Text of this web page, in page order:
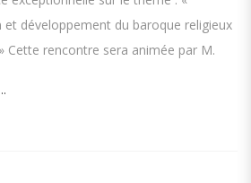
et développement du baroque religieux
Cette rencontre sera animée par M.